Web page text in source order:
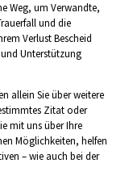
Weg, um Verwandte,
und die
Verlust Bescheid
Unterstützung
allein Sie über weitere
Zitat oder
mit uns über Ihre
Möglichkeiten, helfen
– wie auch bei der